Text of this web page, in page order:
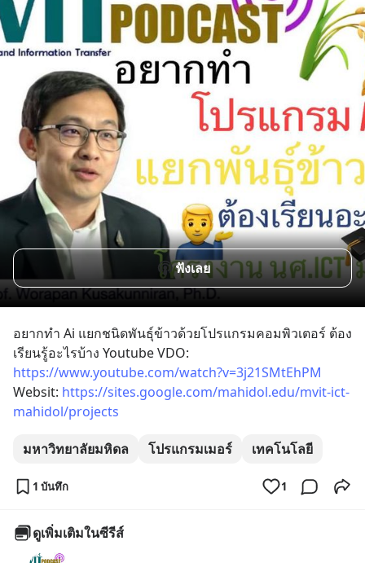
ฟังเลย
อยากทำ Ai แยกชนิดพันธุ์ข้าวด้วยโปรแกรมคอมพิวเตอร์ ต้อง
https://www.youtube.com/watch?v=3j21SMtEhPM
Websit: https://sites.google.com/mahidol.edu/mvit-ict-
mahidol/projects
มหาวิทยาลัยมหิดล โปรแกรมเมอร์ เทคโนโลยี
1 บันทึก 1
ดูเพิ่มเติมในซีรีส์